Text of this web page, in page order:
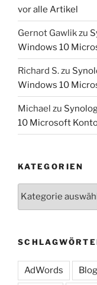
vor alle Artikel
Gernot Gawlikzu
Windows 10
Richard S.zu
Windows 10
Michael zu
10 Microsoft
KATEGORIEN
AdWords Blog